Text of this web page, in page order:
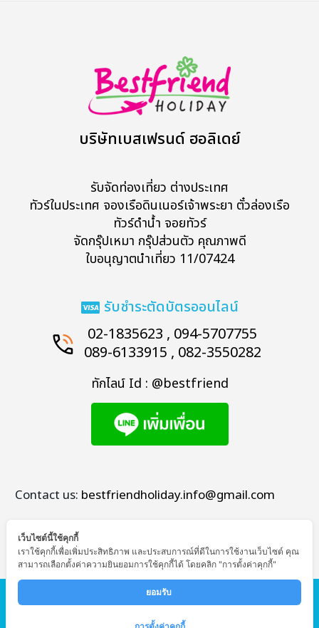
บริษัทเบสเฟรนด์ ฮอลิเดย์
รับจัดท่องเที่ยว ต่างประเทศ
ทัวร์ในประเทศ จองเรือดินเนอร์เจ้าพระยา ตั๋วล่องเรือ
ทัวร์ดำน้ำ จอยทัวร์
จัดกรุ๊ปเหมา กรุ๊ปส่วนตัว คุณภาพดี
ใบอนุญาตนำเที่ยว 11/07424
รับชำระตัดบัตรออนไลน์
02-1835623 , 094-5707755
089-6133915 , 082-3550282
ทักไลน์ Id : @bestfriend
Contact us: bestfriendholiday.info@gmail.com
© Copyright - Bestfriend Holiday
เว็บไซต์นี้ใช้คุกกี้
เราใช้คุกกี้เพื่อเพิ่มประสิทธิภาพ และประสบการณ์ที่ดีในการใช้งานเว็บไซต์ คุณ
สามารถเลือกตั้งค่าความยินยอมการใช้คุกกี้ได้ โดยคลิก "การตั้งค่าคุกกี้"
ยอมรับ